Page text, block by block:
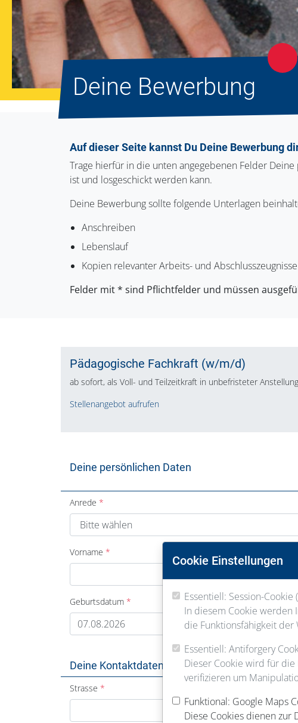
Deine Bewerbung
Auf dieser Seite kannst Du Deine Bewerbung
Trage hierfür in die unten angegebenen Felder
ist und losgeschickt werden kann.
Deine Bewerbung sollte folgende Unterlagen
Anschreiben
Lebenslauf
Kopien relevanter Arbeits- und Abschlusszeugnisse
Felder mit * sind Pflichtfelder und müssen
Pädagogische Fachkraft (w/m/d)
ab sofort, als Voll- und Teilzeitkraft in unbefristeter
Stellenangebot aufrufen
Deine persönlichen Daten
Anrede
Vorname
Geburtsdatum
Deine Kontaktdaten
Strasse
Cookie Einstellungen
Essentiell: Session-Cookie
In diesem Cookie werden
die Funktionsfähigkeit
Essentiell: Antiforgery
Dieser Cookie wird für die
verifizieren um
Funktional: Google Maps
Diese Cookies dienen zur